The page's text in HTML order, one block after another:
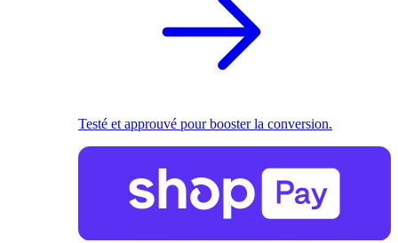
Testé et approuvé pour booster la conversion.